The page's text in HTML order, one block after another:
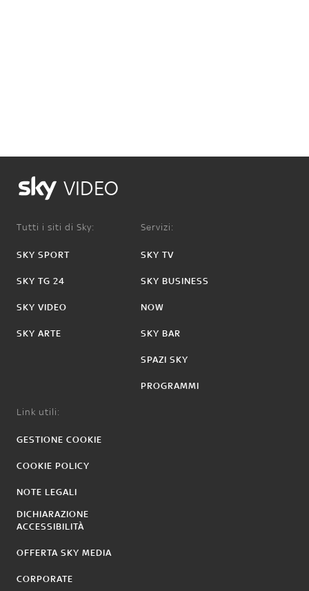
VIDEO
Tutti i siti di Sky:
SKY SPORT
SKY TG 24
SKY VIDEO
SKY ARTE
Servizi:
SKY TV
SKY BUSINESS
NOW
SKY BAR
SPAZI SKY
PROGRAMMI
Link utili:
GESTIONE COOKIE
COOKIE POLICY
NOTE LEGALI
DICHIARAZIONE
ACCESSIBILITÀ
OFFERTA SKY MEDIA
CORPORATE